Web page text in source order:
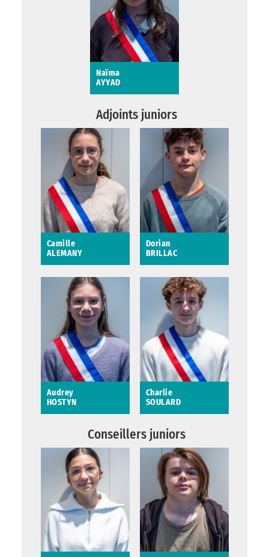
Naïma
AYYAD
Maire-Junior
Adjoints juniors
Camille
ALEMANY
Camille ALEMANY
Dorian
BRILLAC
Dorian BRILLAC
Audrey
HOSTYN
Charlie
SOULARD
Conseillers juniors